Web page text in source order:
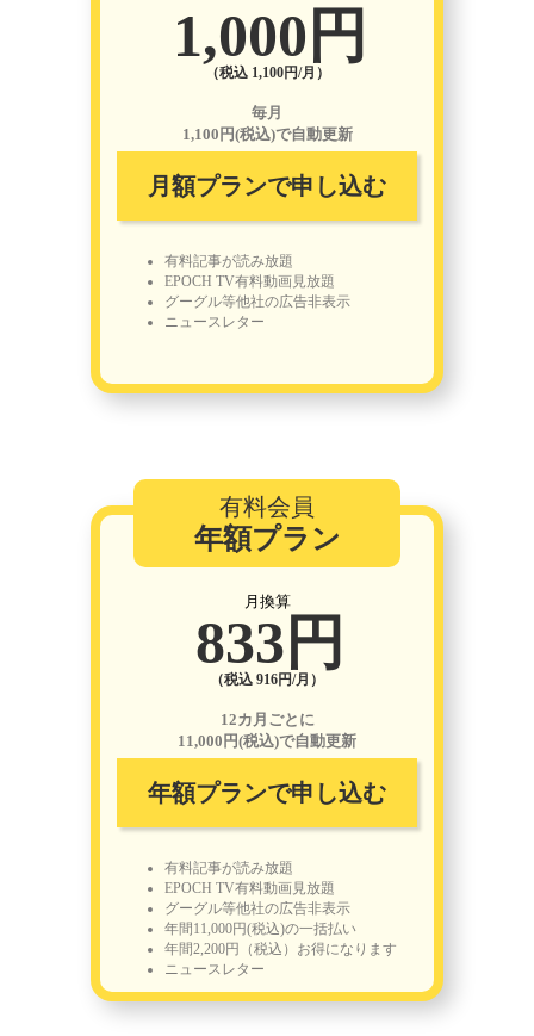
1,000円
（税込 1,100円/月）
毎月
1,100円(税込)で自動更新
月額プランで申し込む
有料記事が読み放題
EPOCH TV有料動画見放題
グーグル等他社の広告非表示
ニュースレター
有料会員
年額プラン
月換算
833円
（税込 916円/月）
12カ月ごとに
11,000円(税込)で自動更新
年額プランで申し込む
有料記事が読み放題
EPOCH TV有料動画見放題
グーグル等他社の広告非表示
年間11,000円(税込)の一括払い
年間2,200円（税込）お得になります
ニュースレター